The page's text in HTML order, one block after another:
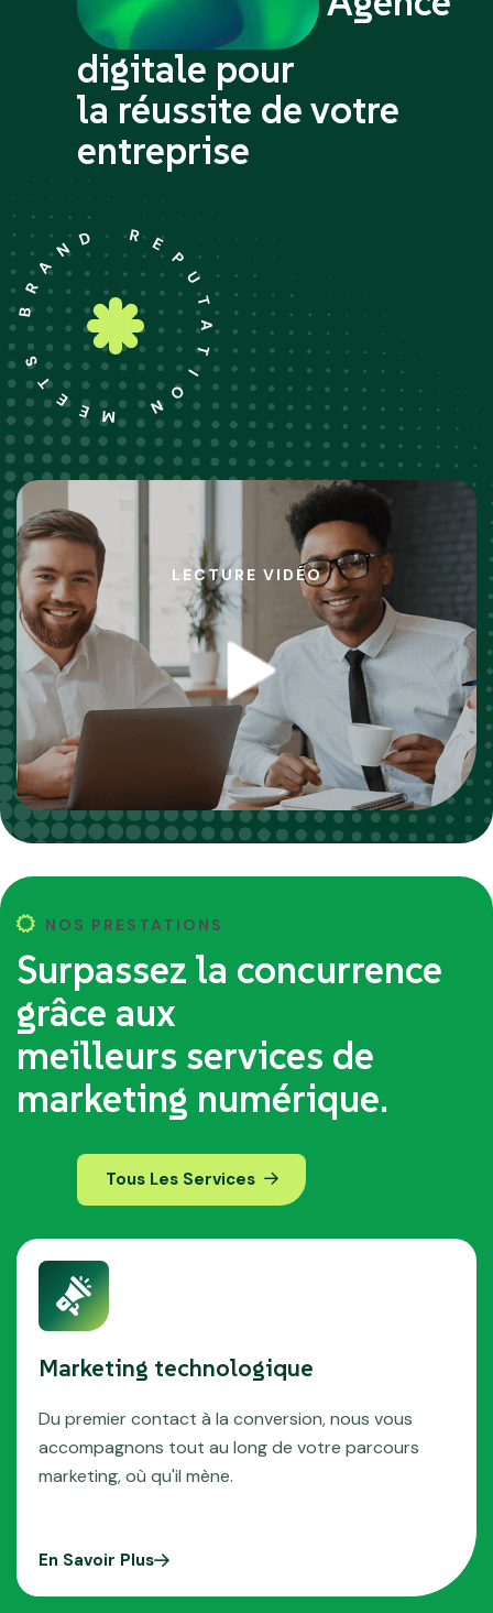
Le jeu pour la tête
et les jambes
Quidi Ball est un jeu simple et amusant qui stimule la mémoire,
l'équilibre et la coordination grâce à des ballons porteurs de messages.
AMUSEMENT
digitale pour
la réussite de votre
entreprise
LECTURE VIDÉO
NOS PRESTATIONS
Surpassez la concurrence
grâce aux
meilleurs services de
marketing numérique.
Tous Les Services
Marketing technologique
Du premier contact à la conversion, nous vous
accompagnons tout au long de votre parcours
marketing, où qu'il mène.
En Savoir Plus